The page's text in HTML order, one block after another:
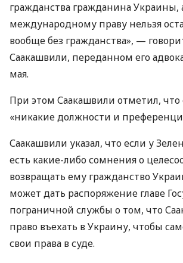
гражданства гражданина Украины,
международному праву нельзя
вообще без гражданства», —
Саакашвили, переданном его
мая.
При этом Саакашвили отметил,
«никакие должности и
Саакашвили указал, что если у
есть какие-либо сомнения о
возвращать ему гражданство
может дать распоряжение главе
пограничной службы о том, что
право въехать в Украину, чтобы
свои права в суде.